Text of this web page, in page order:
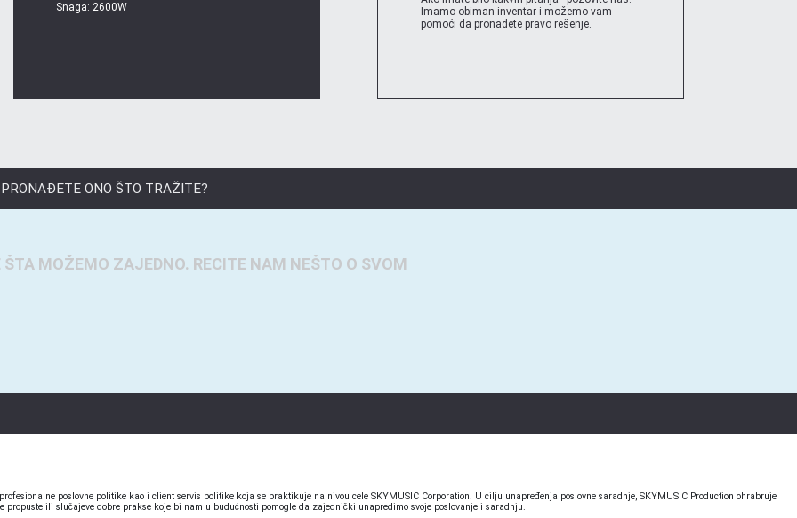
Snaga: 2600W
Imamo obiman inventar i možemo vam
pomoći da pronađete pravo rešenje.
ONO ŠTO TRAŽITE?
ŠTA MOŽEMO ZAJEDNO. RECITE NAM NEŠTO O SVOM
poslovne politike kao i client servis politike koja se praktikuje na nivou cele SKYMUSIC Corporation. U cilju unapređenja poslovne saradnje, SKYMUSIC Production ohrabruje
ili slučajeve dobre prakse koje bi nam u budućnosti pomogle da zajednički unapredimo svoje poslovanje i saradnju.